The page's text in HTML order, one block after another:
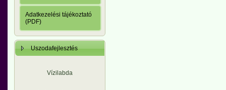
Adatkezelési tájékoztató
(PDF)
Uszodafejlesztés
Vízilabda